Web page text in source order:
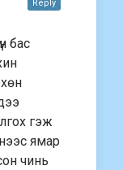
бас
гэж
ямар
чинь
Reply